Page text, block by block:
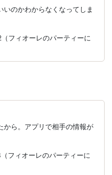
のかわからなくなってしま
フィオーレのパーティーに
から。アプリで相手の情報が
フィオーレのパーティーに